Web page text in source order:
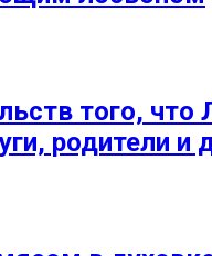
того,
родители и